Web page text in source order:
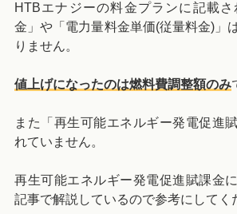
HTBエナジーの料金プランに記載
金」や「電力量料金単価(従量料金)」
りません。
値上げになったのは燃料費調整額のみ
また「再生可能エネルギー発電促進
れていません。
再生可能エネルギー発電促進賦課金
記事で解説しているので参考にしてく